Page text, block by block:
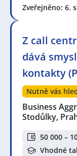
Zveřejněno: 6.
Z call
dává
kontakty
Nutně vás
Business
Stodůlky,
50 000 –
Vhodné